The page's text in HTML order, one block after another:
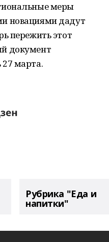
меры
новациями дадут
пережить этот
документ
27 марта.
Рубрика "Еда и
напитки"